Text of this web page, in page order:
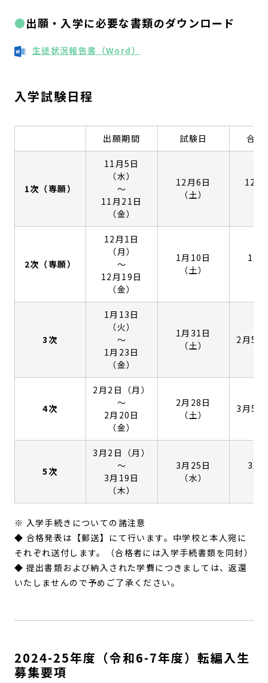
出願・入学に必要な書類のダウンロード
生徒状況報告書（Word）
入学試験日程
出願期間 試験日 合格
1次（専願）
11月5日
（水）
〜
11月21日
（金）
12月6日
（土）
12月
2次（専願）
12月1日
（月）
〜
12月19日
（金）
1月10日
（土）
1月
3次
1月13日
（火）
〜
1月23日
（金）
1月31日
（土）
2月5
4次
2月2日（月）
〜
2月20日
（金）
2月28日
（土）
3月5
5次
3月2日（月）
〜
3月19日
（木）
3月25日
（水）
3月
※ 入学手続きについての諸注意
◆ 合格発表は【郵送】にて行います。中学校と本人宛に
それぞれ送付します。（合格者には入学手続書類を同封）
◆ 提出書類および納入された学費につきましては、返還
いたしませんので予めご了承ください。
2024-25年度（令和6-7年度）転編入生
募集要項